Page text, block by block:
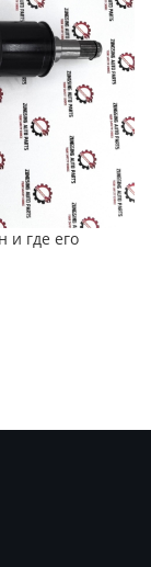
и где его